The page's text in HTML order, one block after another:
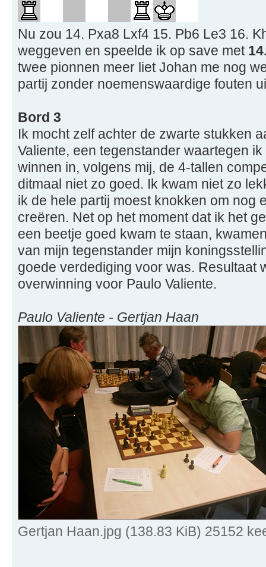
Nu zou 14. Pxa8 Lxf4 15. Pb6 Le3 16.
weggeven en speelde ik op save met
twee pionnen meer liet Johan me nog
partij zonder noemenswaardige fouten
Bord 3
Ik mocht zelf achter de zwarte stukken
Valiente, een tegenstander waartegen
winnen in, volgens mij, de 4-tallen
ditmaal niet zo goed. Ik kwam niet zo
ik de hele partij moest knokken om nog
creëren. Net op het moment dat ik het
een beetje goed kwam te staan,
van mijn tegenstander mijn
goede verdediging voor was. Resultaat
overwinning voor Paulo Valiente.
Paulo Valiente - Gertjan Haan
Gertjan Haan.jpg (138.83 KiB) 25152